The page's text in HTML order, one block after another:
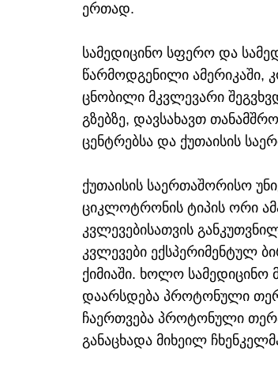
ერთად.
სამედიცინო სფერო და
წარმოდგენილი ამერიკაში,
ცნობილი მკვლევარი
გზებზე, დავსახავთ
ცენტრებსა და ქუთაისის
ქუთაისის საერთაშორისო
ციკლოტრონის ტიპის ორი
კვლევებისათვის
კვლევები ექსპერიმენტულ
ქიმიაში. ხოლო სამედიცინო
დაარსდება პროტონული
ჩაერთვება პროტონული
განაცხადა მიხეილ